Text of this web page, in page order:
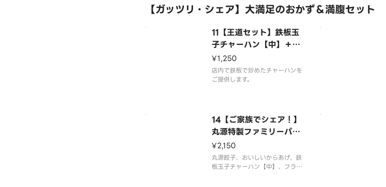
※写真はイメージです
【ガッツリ・シェア】大満足のおかず＆満腹セット
11【王道セット】鉄板玉
子チャーハン【中】＋丸
源餃子
¥1,250
店内で鉄板で炒めたチャーハンを
ご提供します。
14【ご家族でシェア！】
丸源特製ファミリーパッ
ク
¥2,150
丸源餃子、おいしいからあげ、鉄
板玉子チャーハン【中】、フライ